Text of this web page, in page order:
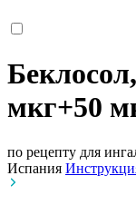
мкг+50
по рецепту для
Испания